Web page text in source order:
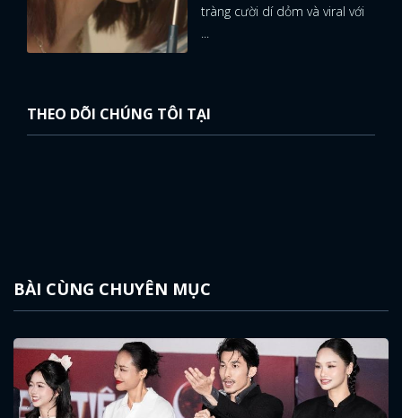
tràng cười dí dỏm và viral với
...
THEO DÕI CHÚNG TÔI TẠI
BÀI CÙNG CHUYÊN MỤC